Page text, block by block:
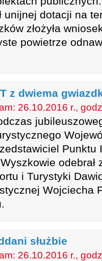
unijnej dotacji na
złożyła
powietrze
z dwiema
26.10.2016 r.,
Punktu
odebrał
i Turystyki
Wojciecha
służbie
26.10.2016 r.,